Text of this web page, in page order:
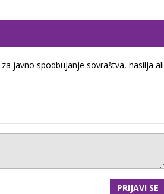
javno spodbujanje sovraštva, nasilja ali
PRIJAVI SE